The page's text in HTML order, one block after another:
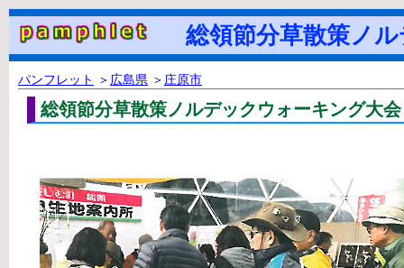
総領節分草散策ノル
パンフレット ＞ 広島県 ＞ 庄原市
総領節分草散策ノルデックウォーキング大会